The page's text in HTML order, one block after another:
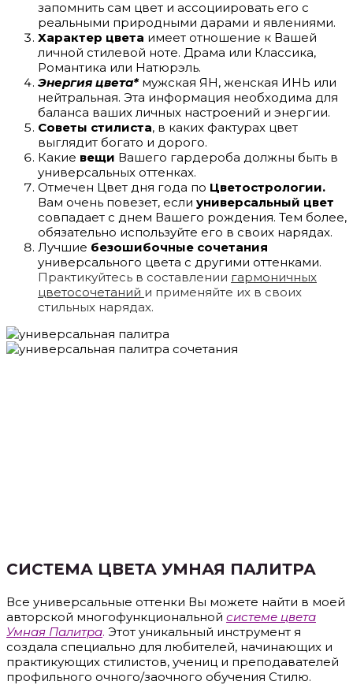
запомнить сам цвет и ассоциировать его с
реальными природными дарами и явлениями.
Характер цвета имеет отношение к Вашей
личной стилевой ноте. Драма или Классика,
Романтика или Натюрэль.
Энергия цвета*мужская ЯН, женская ИНЬ или
нейтральная. Эта информация необходима для
баланса ваших личных настроений и энергии.
Советы стилиста, в каких фактурах цвет
выглядит богато и дорого.
Какие вещи Вашего гардероба должны быть в
универсальных оттенках.
Отмечен Цвет дня года по Цветострологии.
Вам очень повезет, если универсальный цвет
совпадает с днем Вашего рождения. Тем более,
обязательно используйте его в своих нарядах.
Лучшие безошибочные сочетания
универсального цвета с другими оттенками.
Практикуйтесь в составлении гармоничных
цветосочетаний и применяйте их в своих
стильных нарядах.
СИСТЕМА ЦВЕТА УМНАЯ ПАЛИТРА
Все универсальные оттенки Вы можете найти в моей
авторской многофункциональной системе цвета
Умная Палитра. Этот уникальный инструмент я
создала специально для любителей, начинающих и
практикующих стилистов, учениц и преподавателей
профильного очного/заочного обучения Стилю.